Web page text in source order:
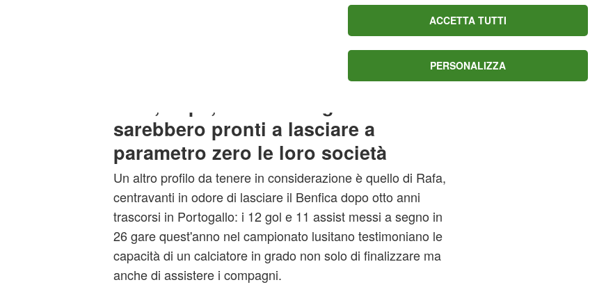
ruolo di terzino sinistro. Le 165 partite disputate coi
Colchoneros sono garanzie di esperienza e maturità, non
sarebbero pronti a lasciare a
parametro zero le loro società
Un altro profilo da tenere in considerazione è quello di Rafa,
centravanti in odore di lasciare il Benfica dopo otto anni
trascorsi in Portogallo: i 12 gol e 11 assist messi a segno in
26 gare quest'anno nel campionato lusitano testimoniano le
capacità di un calciatore in grado non solo di finalizzare ma
anche di assistere i compagni.
ACCETTA TUTTI
PERSONALIZZA